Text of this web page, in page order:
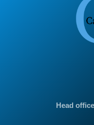
Head office